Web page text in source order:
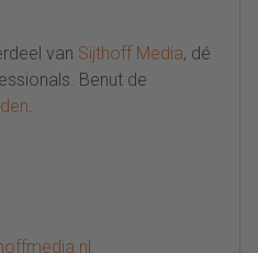
van Sijthoff Media, dé
Benut de